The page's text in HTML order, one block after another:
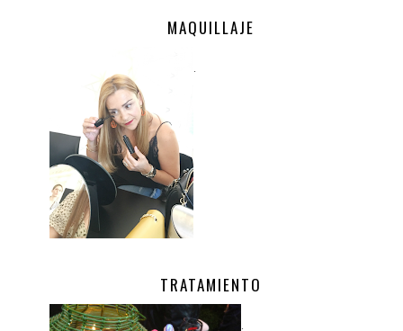
MAQUILLAJE
TRATAMIENTO